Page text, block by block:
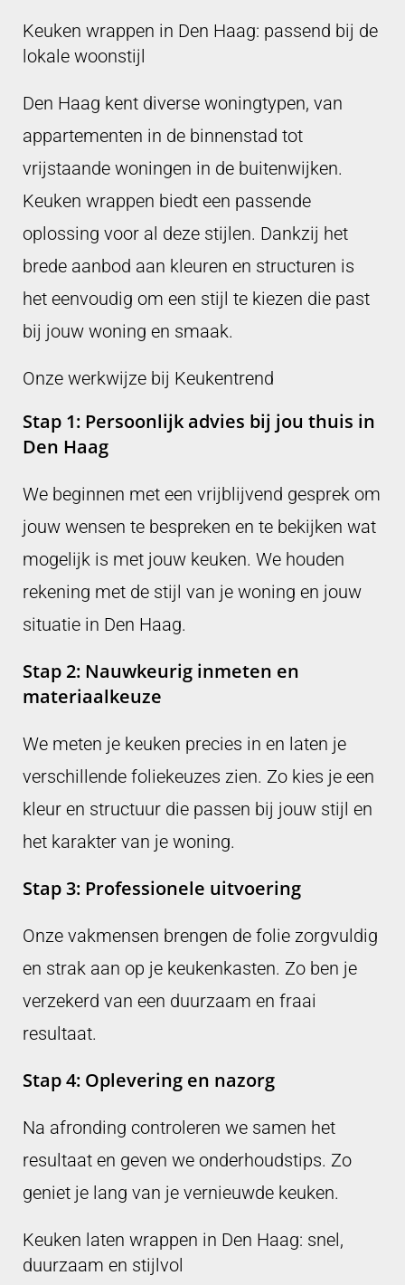
Keuken wrappen in Den Haag: passend bij de
lokale woonstijl
Den Haag kent diverse woningtypen, van
appartementen in de binnenstad tot
vrijstaande woningen in de buitenwijken.
Keuken wrappen biedt een passende
oplossing voor al deze stijlen. Dankzij het
brede aanbod aan kleuren en structuren is
het eenvoudig om een stijl te kiezen die past
bij jouw woning en smaak.
Onze werkwijze bij Keukentrend
Stap 1: Persoonlijk advies bij jou thuis in
Den Haag
We beginnen met een vrijblijvend gesprek om
jouw wensen te bespreken en te bekijken wat
mogelijk is met jouw keuken. We houden
rekening met de stijl van je woning en jouw
situatie in Den Haag.
Stap 2: Nauwkeurig inmeten en
materiaalkeuze
We meten je keuken precies in en laten je
verschillende foliekeuzes zien. Zo kies je een
kleur en structuur die passen bij jouw stijl en
het karakter van je woning.
Stap 3: Professionele uitvoering
Onze vakmensen brengen de folie zorgvuldig
en strak aan op je keukenkasten. Zo ben je
verzekerd van een duurzaam en fraai
resultaat.
Stap 4: Oplevering en nazorg
Na afronding controleren we samen het
resultaat en geven we onderhoudstips. Zo
geniet je lang van je vernieuwde keuken.
Keuken laten wrappen in Den Haag: snel,
duurzaam en stijlvol